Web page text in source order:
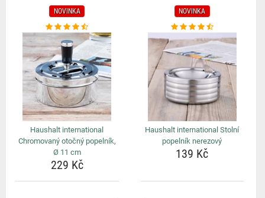
NOVINKA
Haushalt international
Chromovaný otočný popelník,
Ø 11 cm
229 Kč
NOVINKA
Haushalt international Stolní
popelník nerezový
139 Kč